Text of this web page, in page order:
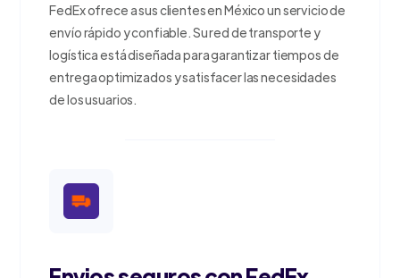
FedEx ofrece a sus clientes en México un servicio de
envío rápido y confiable. Su red de transporte y
logística está diseñada para garantizar tiempos de
entrega optimizados y satisfacer las necesidades
de los usuarios.